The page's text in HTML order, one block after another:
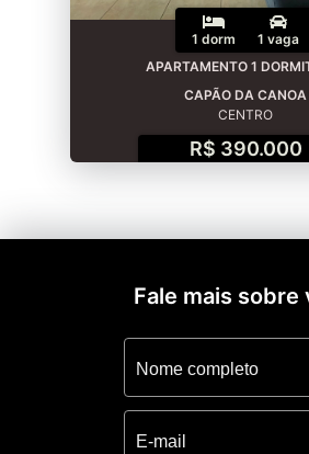
1 dorm
1 vaga
APARTAMENTO 1
CAPÃO DA CANOA
CENTRO
R$ 390.000
Fale mais sobre